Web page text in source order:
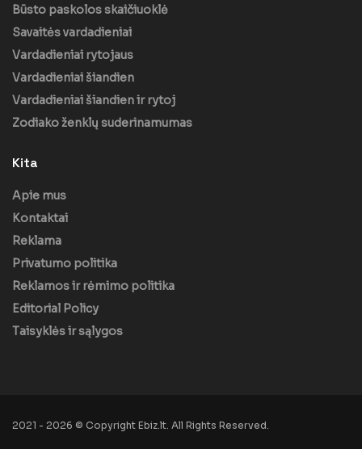
Būsto paskolos skaičiuoklė
Savaitės vardadieniai
Vardadieniai rytojaus
Vardadieniai šiandien
Vardadieniai šiandien ir rytoj
Zodiako ženklų suderinamumas
Kita
Apie mus
Kontaktai
Reklama
Privatumo politika
Reklamos ir rėmimo politika
Editorial Policy
Taisyklės ir sąlygos
2021 - 2026 © Copyright Ebiz.lt. All Rights Reserved.